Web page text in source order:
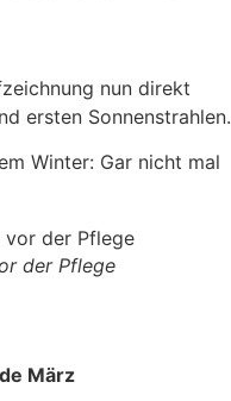
nun direkt
ersten Sonnenstrahlen.
Winter: Gar nicht mal
der Pflege
März